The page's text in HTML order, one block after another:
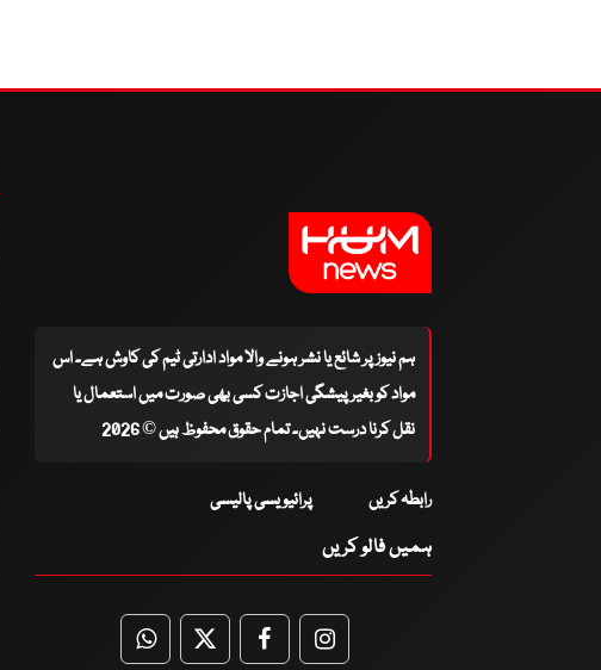
ہم نیوز پر شائع یا نشر ہونے والا مواد ادارتی ٹیم کی کاوش ہے۔ اس
مواد کو بغیر پیشگی اجازت کسی بھی صورت میں استعمال یا
نقل کرنا درست نہیں۔ تمام حقوق محفوظ ہیں © 2026
رابطہ کریں پرائیویسی پالیسی
ہمیں فالو کریں
WhatsApp
TwitterFacebookFacebook